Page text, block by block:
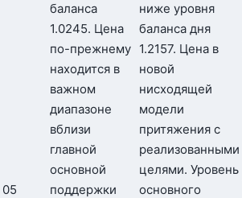
05
баланса
1.0245. Цена
по-прежнему
находится в
важном
диапазоне
вблизи
главной
основной
поддержки
ниже уровня
баланса дня
1.2157. Цена в
новой
нисходящей
модели
притяжения с
реализованными
целями. Уровень
основного